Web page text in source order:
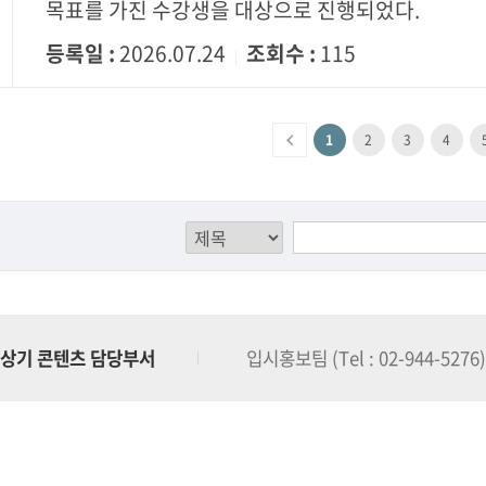
목표를 가진 수강생을 대상으로 진행되었다.
등록일 :2026.07.24 조회수 : 115
1 2 3 4
상기 콘텐츠 담당부서 입시홍보팀 (Tel : 02-944-5276)